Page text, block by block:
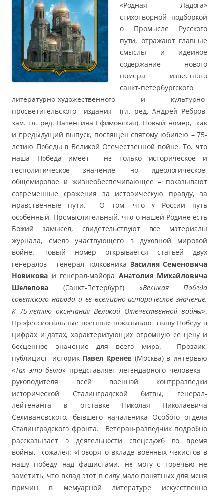
«Родная Ладога»
стихотворной подборкой
о Промысле Русского
пути, отражают главные
смыслы и идейное
содержание нового
номера известного
санкт-петербургского
литературно-художественного и культурно-
просветительского издания (гл. ред. Андрей Ребров,
зам. гл. ред. Валентина Ефимовская). Новый номер, как
и предыдущий выпуск, посвящен святому юбилею – 75-
летию Победы в Великой Отечественной войне. То, что
наша Победа имеет не только историческое и
геополитическое значение, но идеологическое,
общемировое и жизнеобеспечивающее – показывают
современные сражения за историческую правду, за
нравственные пути. О том, что у России путь
особенный, Промыслительный, что о нашей Родине есть
Божий замысел, свидетельствуют все материалы
журнала, смело участвующего в духовной мировой
войне. Новый номер открывается статьей двух
генералов – генерал полковника Василия Семеновича
Новикова и генерал-майора Анатолия Михайловича
Шелепова (Санкт-Петербург) «Великая Победа
советского народа и ее всемирно-историческое значение.
К 75-летию окончания Великой Отечественной войны».
Профессиональные военные показывают нашу Победу в
цифрах и датах, характеризующих огромную ее цену и
бесценное значение для всего мира. Прозаик,
публицист, историк Павел Кренев (Москва) в интервью
«Так это было» представляет легендарного человека –
руководителя всей военной контрразведки
исторической Сталинградской битвы, генерал-
лейтенанта в отставке Николая Николаевича
Селивановского, бывшего начальника Особого отдела
Сталинградского фронта. Ветеран-разведчик подробно
рассказывает о деятельности спецслужб во время
войны, сожалея: «Говоря о вкладе военных чекистов в
нашу победу над фашистами, не могу с горечью не
заметить, что вклад этот в силу мало понятных для меня
причин в мемуарной литературе искусственно